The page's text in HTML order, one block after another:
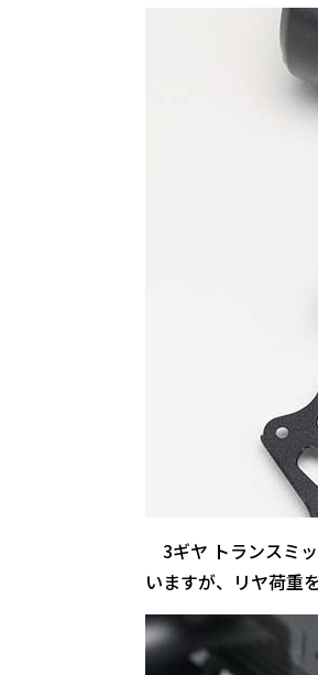
3ギヤ トランスミ
いますが、リヤ荷重